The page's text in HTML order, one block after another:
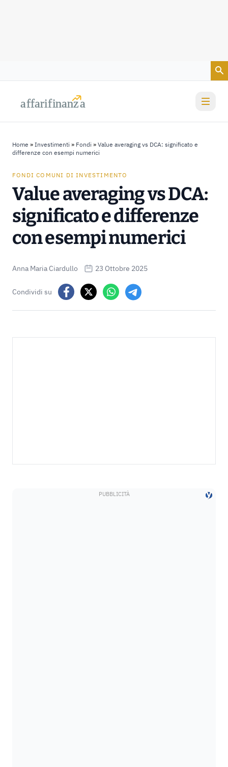
affarifinanza
affarifinanza
Home » Investimenti » Fondi » Value averaging vs DCA: significato e
differenze con esempi numerici
FONDI COMUNI DI INVESTIMENTO
Value averaging vs DCA:
significato e differenze
con esempi numerici
Anna Maria Ciardullo 23 Ottobre 2025
Condividi su